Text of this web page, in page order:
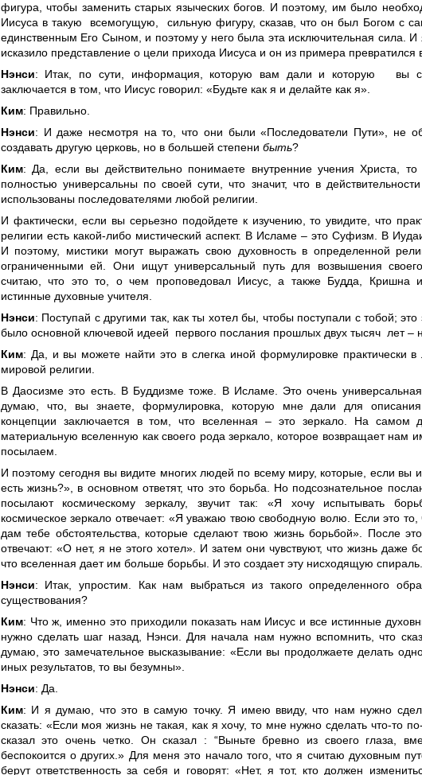
фигура, чтобы заменить старых языческих богов. И поэтому, им было
Иисуса в такую всемогущую, сильную фигуру, сказав, что он был Богом с
единственным Его Сыном, и поэтому у него была эта исключительная сила. И
исказило представление о цели прихода Иисуса и он из примера превратился
Нэнси: Итак, по сути, информация, которую вам дали и которую вы
заключается в том, что Иисус говорил: «Будьте как я и делайте как я».
Ким: Правильно.
Нэнси: И даже несмотря на то, что они были «Последователи Пути», не
создавать другую церковь, но в большей степени быть?
Ким: Да, если вы действительно понимаете внутренние учения Христа, то
полностью универсальны по своей сути, что значит, что в
использованы последователями любой религии.
И фактически, если вы серьезно подойдете к изучению, то увидите, что
религии есть какой-либо мистический аспект. В Исламе – это Суфизм. В
И поэтому, мистики могут выражать свою духовность в определенной
ограниченными ей. Они ищут универсальный путь для возвышения
считаю, что это то, о чем проповедовал Иисус, а также Будда, Кришна
истинные духовные учителя.
Нэнси: Поступай с другими так, как ты хотел бы, чтобы поступали с тобой; это
было основной ключевой идеей первого послания прошлых двух тысяч лет –
Ким: Да, и вы можете найти это в слегка иной формулировке практически
мировой религии.
В Даосизме это есть. В Буддизме тоже. В Исламе. Это очень
думаю, что, вы знаете, формулировка, которую мне дали для описания
концепции заключается в том, что вселенная – это зеркало. На самом
материальную вселенную как своего рода зеркало, которое возвращает нам
посылаем.
И поэтому сегодня вы видите многих людей по всему миру, которые, если вы
есть жизнь?», в основном ответят, что это борьба. Но подсознательное
посылают космическому зеркалу, звучит так: «Я хочу испытывать
космическое зеркало отвечает: «Я уважаю твою свободную волю. Если это
дам тебе обстоятельства, которые сделают твою жизнь борьбой». После
отвечают: «О нет, я не этого хотел». И затем они чувствуют, что жизнь даже
что вселенная дает им больше борьбы. И это создает эту нисходящую спираль.
Нэнси: Итак, упростим. Как нам выбраться из такого определенного
существования?
Ким: Что ж, именно это приходили показать нам Иисус и все истинные
нужно сделать шаг назад, Нэнси. Для начала нам нужно вспомнить, что
думаю, это замечательное высказывание: «Если вы продолжаете делать
иных результатов, то вы безумны».
Нэнси: Да.
Ким: И я думаю, что это в самую точку. Я имею ввиду, что нам нужно
сказать: «Если моя жизнь не такая, как я хочу, то мне нужно сделать что-то
сказал это очень четко. Он сказал : “Выньте бревно из своего глаза,
беспокоится о других.» Для меня это начало того, что я считаю духовным
берут ответственность за себя и говорят: «Нет, я тот, кто должен